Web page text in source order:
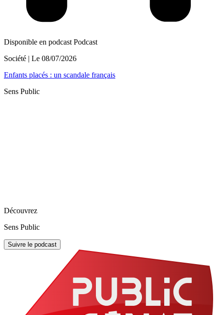
Disponible en podcast Podcast
Société | Le 08/07/2026
Enfants placés : un scandale français
Sens Public
Découvrez
Sens Public
Suivre le podcast